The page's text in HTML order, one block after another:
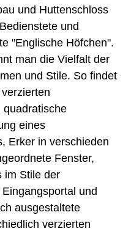
und Huttenschloss
und
"Englische Höfchen".
man die Vielfalt der
und Stile. So findet
quadratische
eines
Erker in verschieden
Fenster,
im Stile der
und
ausgestaltete
verzierten